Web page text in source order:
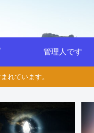
管理人です
れています。